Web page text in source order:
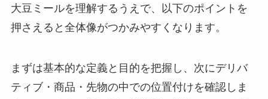
大豆ミールを理解するうえで、以下のポイントを
押さえると全体像がつかみやすくなります。
まずは基本的な定義と目的を把握し、次にデリバ
ティブ・商品・先物の中での位置付けを確認しま